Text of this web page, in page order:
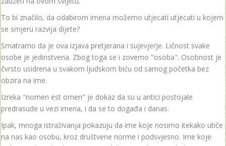
To bi značilo, da odabirom imena možemo utjecati utjecati u kojem
se smjeru razvija dijete?
Smatramo da je ova izjava pretjerana i sujevjerje. Ličnost svake
osobe je jedinstvena. Zbog toga se i zovemo "osoba". Osobnost je
čvrsto usidrena u svakom ljudskom biću od samog početka bez
obzira na ime.
Izreka "nomen est omen" je dokaz da su u antici postojale
predrasude u vezi imena, i da se to događa i danas.
Ipak, mnoga istraživanja pokazuju da ime koje nosimo itekako utiče
na nas kao osobu, kroz društvene norme i podsvjesno. Ime koje